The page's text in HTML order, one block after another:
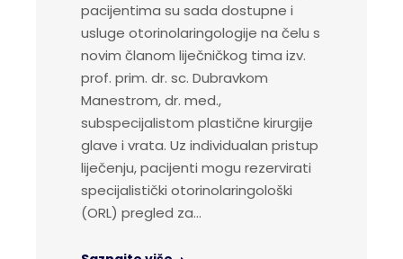
pacijentima su sada dostupne i
usluge otorinolaringologije na čelu s
novim članom liječničkog tima izv.
prof. prim. dr. sc. Dubravkom
Manestrom, dr. med.,
subspecijalistom plastične kirurgije
glave i vrata. Uz individualan pristup
liječenju, pacijenti mogu rezervirati
specijalistički otorinolaringološki
(ORL) pregled za…